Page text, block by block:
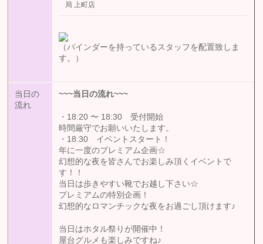
局 上町店
（バインダーを持っているスタッフを配置致しま
す。）
当日の
流れ
~~~当日の流れ~~~
・18:20 〜 18:30 受付開始
時間厳守でお願いいたします。
・18:30 イベントスタート！
年に一度のプレミアム企画☆
幻想的な夜を皆さんでお楽しみ頂くイベントで
す！！
当日は歩きやすい靴でお越し下さい☆
プレミアムの特別企画！
幻想的なロマンチックな夜をお過ごし頂けます♪
当日はホタル祭りが開催中！
屋台グルメも楽しみですね♪